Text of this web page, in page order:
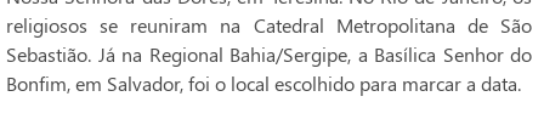
religiosos se reuniram na Catedral Metropolitana de São
Sebastião. Já na Regional Bahia/Sergipe, a Basílica Senhor do
Bonfim, em Salvador, foi o local escolhido para marcar a data.